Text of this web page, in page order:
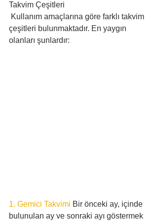
Takvim Çeşitleri
çeşitleri bulunmaktadır. En yaygın
olanları şunlardır:
1. Gemici Takvimi Bir önceki ay, içinde
bulunulan ay ve sonraki ayı göstermek